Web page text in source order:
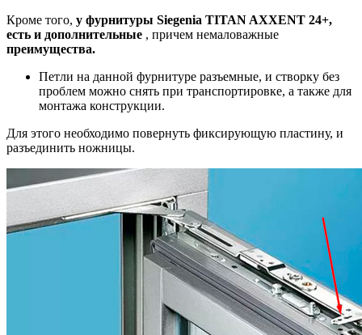
Кроме того, у фурнитуры Siegenia TITAN AXXENT 24+,
есть и дополнительные , причем немаловажные
преимущества.
Петли на данной фурнитуре разъемные, и створку без
проблем можно снять при транспортировке, а также для
монтажа конструкции.
Для этого необходимо повернуть фиксирующую пластину, и
разъединить ножницы.